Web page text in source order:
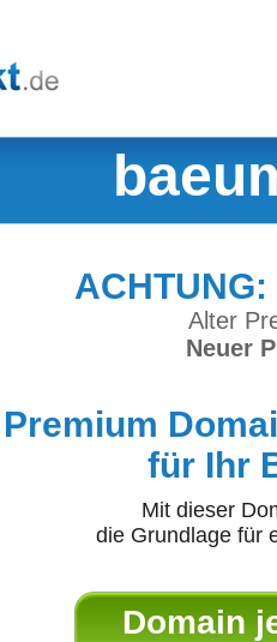
Alter
Neuer
Premium
für Ihr
Mit dieser
die Grundlage für
Domain